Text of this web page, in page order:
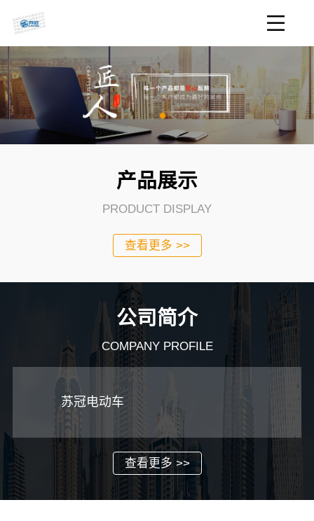
产品展示
PRODUCT DISPLAY
查看更多 >>
公司简介
COMPANY PROFILE
苏冠电动车
查看更多 >>